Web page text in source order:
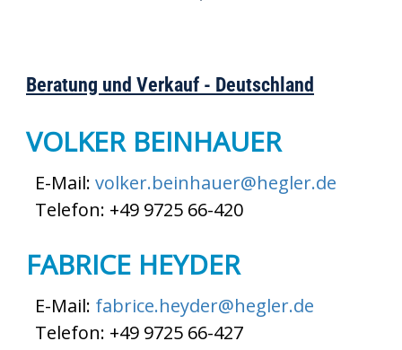
Beratung und Verkauf - Deutschland
VOLKER BEINHAUER
E-Mail: volker.beinhauer@hegler.de
Telefon: +49 9725 66-420
FABRICE HEYDER
E-Mail: fabrice.heyder@hegler.de
Telefon: +49 9725 66-427